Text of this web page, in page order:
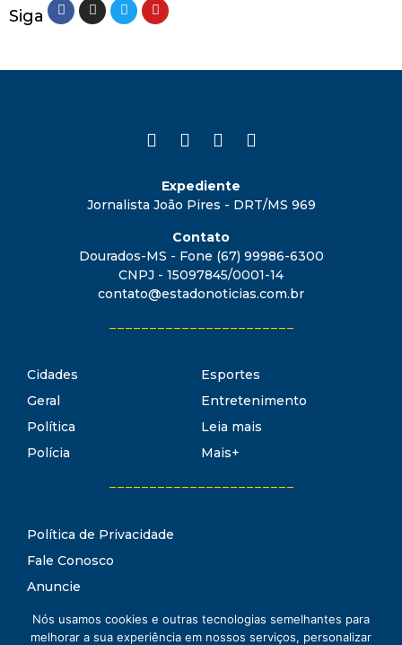
Siga
Expediente
Jornalista João Pires - DRT/MS 969
Contato
Dourados-MS - Fone (67) 99986-6300
CNPJ - 15097845/0001-14
contato@estadonoticias.com.br
Cidades
Geral
Política
Polícia
Esportes
Entretenimento
Leia mais
Mais+
Política de Privacidade
Fale Conosco
Anuncie
Termos de Uso
Conheça oEstado Notícias
Nós usamos cookies e outras tecnologias semelhantes para
melhorar a sua experiência em nossos serviços, personalizar